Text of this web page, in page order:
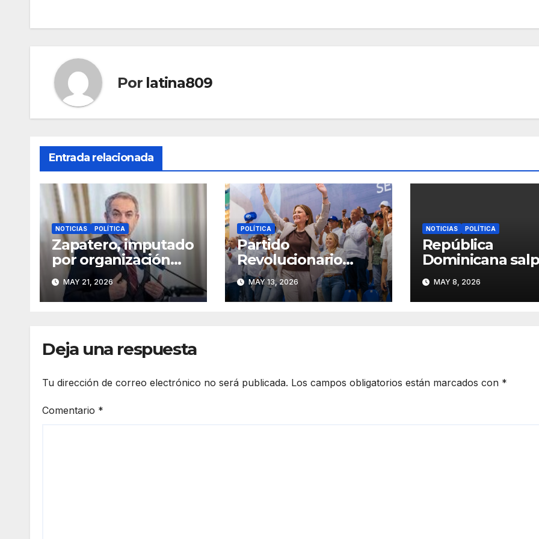
Por latina809
Entrada relacionada
NOTICIAS POLÍTICA
Zapatero, imputado
por organización
criminal, falsedad y
tráfico de
influencias en el
MAY 21, 2026
POLÍTICA
Partido
Revolucionario
Moderno (PRM)
MAY 13, 2026
NOTICIAS POLÍTICA
República
Dominicana
una trama
investigada en
España por
MAY 8, 2026
Deja una respuesta
Tu dirección de correo electrónico no será publicada. Los campos obligatorios están marcados con *
Comentario *